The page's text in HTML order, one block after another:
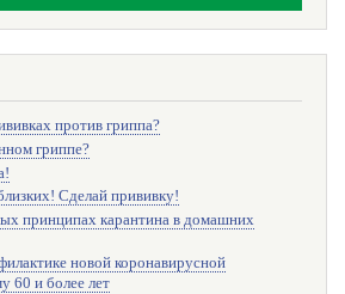
против гриппа?
гриппе?
Сделай прививку!
принципах карантина в домашних
новой коронавирусной
60 и более лет